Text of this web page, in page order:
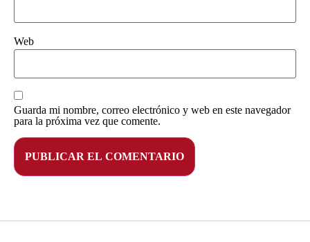
Web
Guarda mi nombre, correo electrónico y web en este navegador
para la próxima vez que comente.